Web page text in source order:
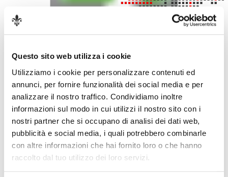
Questo sito web utilizza i cookie
Utilizziamo i cookie per personalizzare contenuti ed
annunci, per fornire funzionalità dei social media e per
analizzare il nostro traffico. Condividiamo inoltre
informazioni sul modo in cui utilizzi il nostro sito con i
nostri partner che si occupano di analisi dei dati web,
pubblicità e social media, i quali potrebbero combinarle
con altre informazioni che hai fornito loro o che hanno
raccolto dal tuo utilizzo dei loro servizi.
Settore A
Settore B
Settore C
Prezzi
Zona
Intero
Settore A 90,00€
Settore B 70,00€
Settore C 45,00€
Settore D 35,00€
Ti può interessare